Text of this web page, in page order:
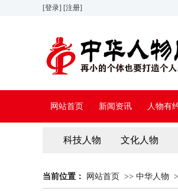
[登录] [注册]
网站首页 新闻资讯 人物有
科技人物 文化人物
当前位置： 网站首页 >> 中华人物